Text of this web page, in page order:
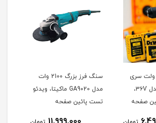
دریل شارژی 36 ولت سری
جدید دیوالت مدل ۳۶V،
صفحه
سنگ فرز بزرگ 2100 وات
مدل GA9020 ماکیتا، ویدئو
تست پائین صفحه